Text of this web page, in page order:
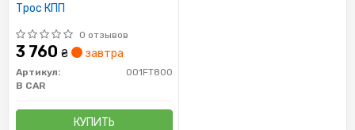
Трос КПП
0 отзывов
3 760 ₴ завтра
Артикул:
001FT800
B CAR
КУПИТЬ